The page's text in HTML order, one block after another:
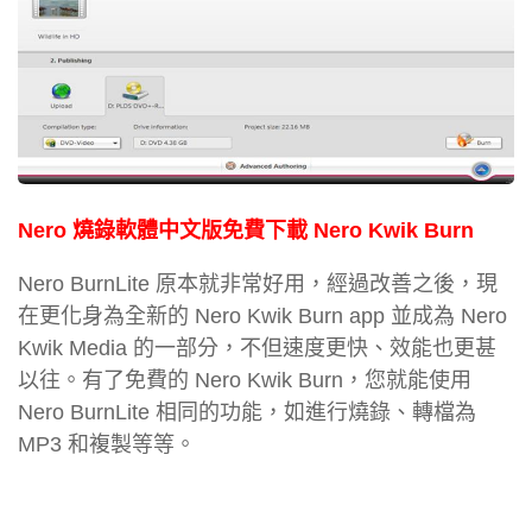
Nero 燒錄軟體中文版免費下載 Nero Kwik Burn
Nero BurnLite 原本就非常好用，經過改善之後，現
在更化身為全新的 Nero Kwik Burn app 並成為 Nero
Kwik Media 的一部分，不但速度更快、效能也更甚
以往。有了免費的 Nero Kwik Burn，您就能使用
Nero BurnLite 相同的功能，如進行燒錄、轉檔為
MP3 和複製等等。